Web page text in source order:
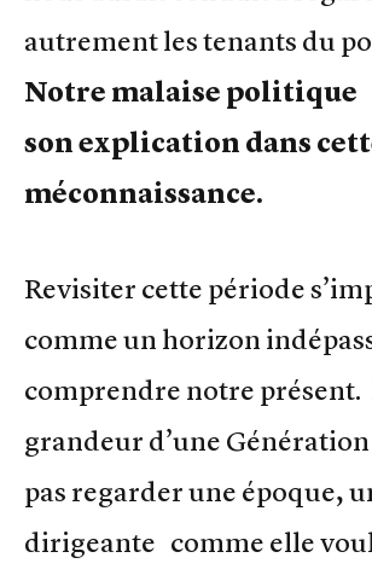
autrement les tenants du
Notre malaise politique
son explication dans
méconnaissance.
Revisiter cette période
comme un horizon
comprendre notre présent.
grandeur d’une
pas regarder une époque,
dirigeante comme elle